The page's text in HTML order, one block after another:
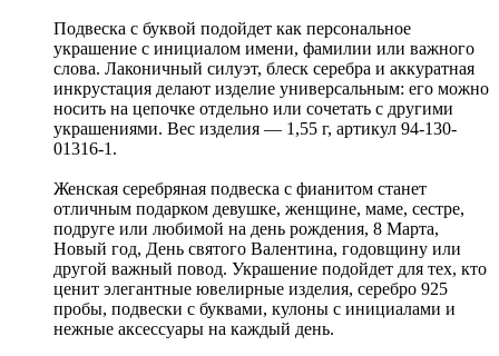
Подвеска с буквой подойдет как персональное
украшение с инициалом имени, фамилии или важного
слова. Лаконичный силуэт, блеск серебра и аккуратная
инкрустация делают изделие универсальным: его можно
носить на цепочке отдельно или сочетать с другими
украшениями. Вес изделия — 1,55 г, артикул 94-130-
01316-1.
Женская серебряная подвеска с фианитом станет
отличным подарком девушке, женщине, маме, сестре,
подруге или любимой на день рождения, 8 Марта,
Новый год, День святого Валентина, годовщину или
другой важный повод. Украшение подойдет для тех, кто
ценит элегантные ювелирные изделия, серебро 925
пробы, подвески с буквами, кулоны с инициалами и
нежные аксессуары на каждый день.